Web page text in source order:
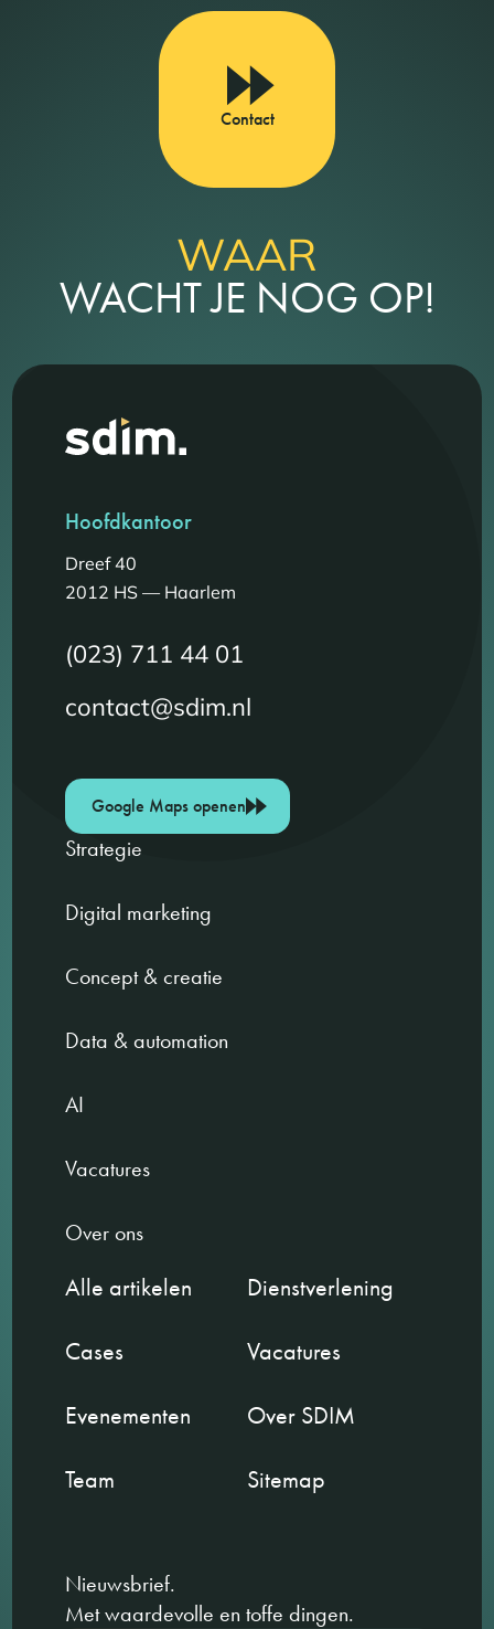
Contact
WAAR
WACHT JE NOG OP!
Hoofdkantoor
Dreef 40
2012 HS — Haarlem
(023) 711 44 01
contact@sdim.nl
Google Maps openen
Strategie
Digital marketing
Concept & creatie
Data & automation
AI
Vacatures
Over ons
Alle artikelen
Dienstverlening
Cases
Vacatures
Evenementen
Over SDIM
Team
Sitemap
Nieuwsbrief.
Met waardevolle en toffe dingen.